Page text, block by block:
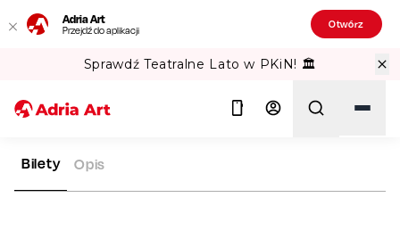
Adria Art
Przejdź do aplikacji Otwórz
Sprawdź Teatralne Lato w PKiN! 🏛️
ADRIA ART
Bilety Opis